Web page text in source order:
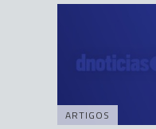
ARTIGOS